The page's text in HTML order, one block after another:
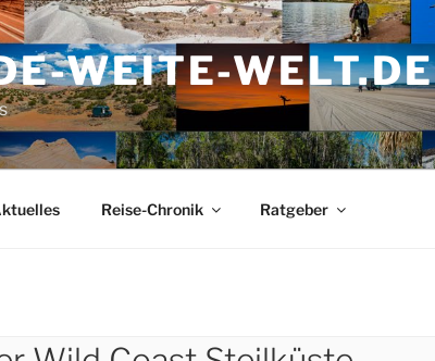
WEITE-WELT.DE
Reise-Chronik Ratgeber